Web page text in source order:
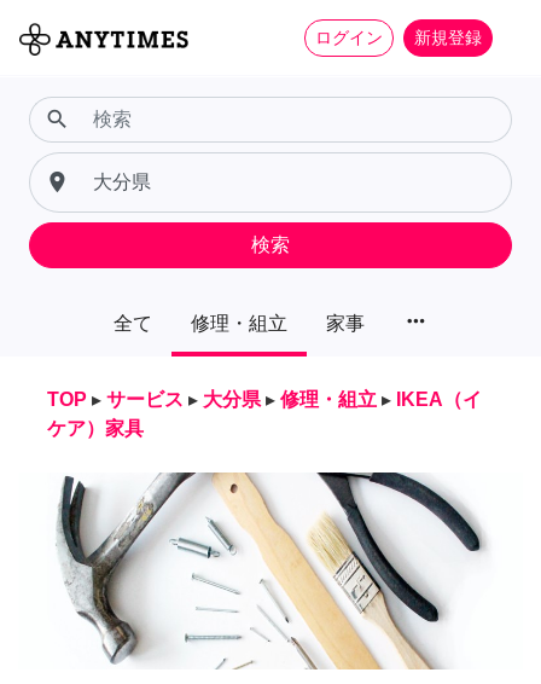
ログイン 新規登録
全て 修理・組立 家事 more_horiz
search
place
検索
TOP ▸ サービス ▸ 大分県 ▸ 修理・組立 ▸
IKEA（イ
ケア）家具